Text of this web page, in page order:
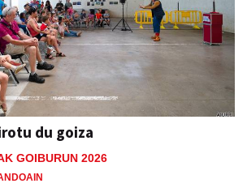
du goiza
GOIBURUN 2026